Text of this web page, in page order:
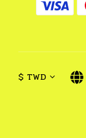
$ TWD